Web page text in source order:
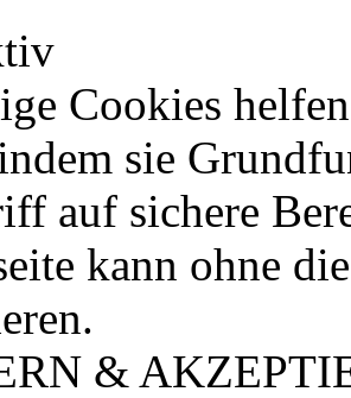
Cookies
sie
auf sichere
kann ohne
&